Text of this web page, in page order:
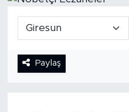
Paylaş
MEDYA
DÜNYA
Trafik Durumu
Tüm Manşetler